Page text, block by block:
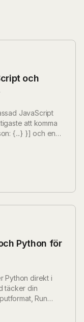
och
JavaScript
att komma
{...} }] och en
Python för
Python direkt i
täcker din
Run